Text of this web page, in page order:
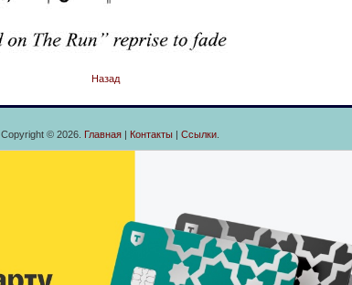
Назад
Copyright © 2026. Главная| Контакты| Ссылки.